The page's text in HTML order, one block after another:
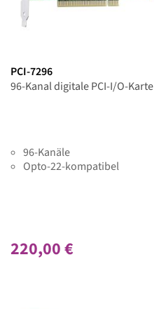
PCI-7296
96-Kanal digitale PCI-I/O-Karte
96-Kanäle
Opto-22-kompatibel
220,00 €